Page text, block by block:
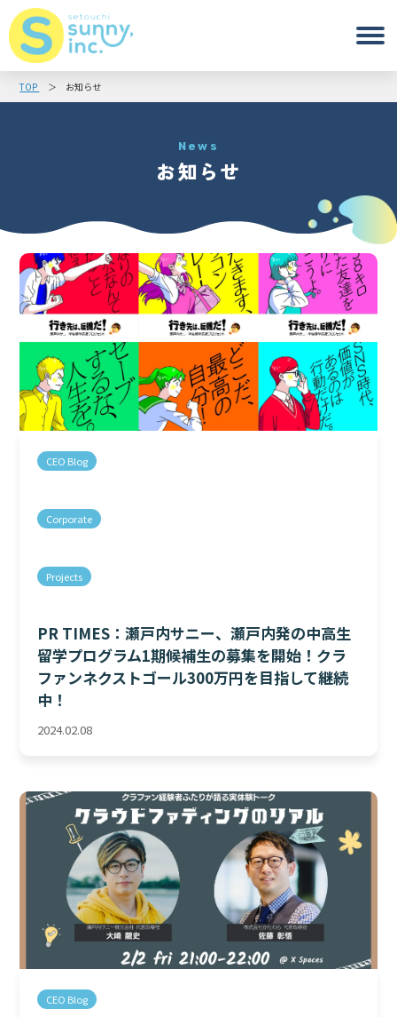
TOP お知らせ
News
お知らせ
CEO Blog
Corporate
Projects
PR TIMES：瀬戸内サニー、瀬戸内発の中高生
留学プログラム1期候補生の募集を開始！クラ
ファンネクストゴール300万円を目指して継続
中！
2024.02.08
CEO Blog